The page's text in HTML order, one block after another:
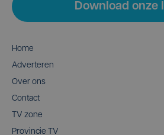
Download onze
Home
Adverteren
Over ons
Contact
TV zone
Provincie TV